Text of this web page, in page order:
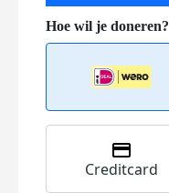
Creditcard